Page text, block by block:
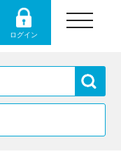
ログイン
toggle
navigation